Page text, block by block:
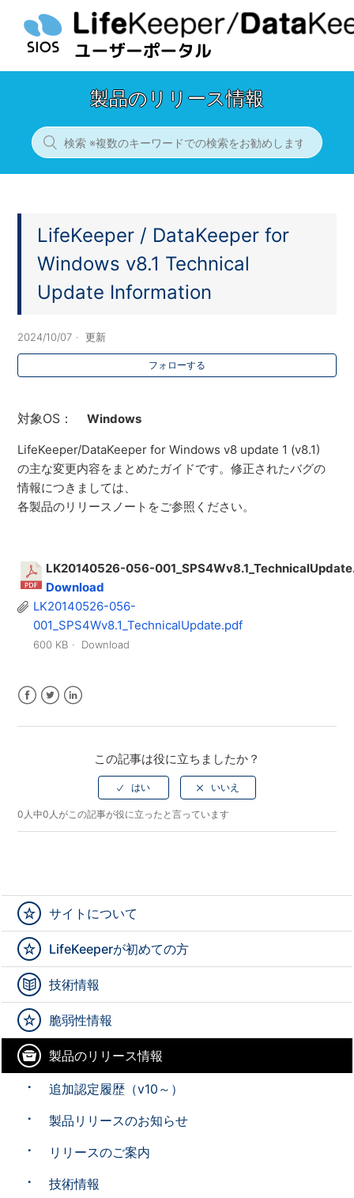
製品のリリース情報
サイトについて
LifeKeeperが初めての方
技術情報
脆弱性情報
製品のリリース情報
追加認定履歴（v10～）
製品リリースのお知らせ
リリースのご案内
技術情報
LifeKeeper / DataKeeper for
Windows v8.1 Technical
Update Information
2024/10/07 更新
フォローする
対象OS： Windows
LifeKeeper/DataKeeper for Windows v8 update 1 (v8.1)
の主な変更内容をまとめたガイドです。修正されたバグの
情報につきましては、
各製品のリリースノートをご参照ください。
LK20140526-056-
Download
LK20140526-056-
001_SPS4Wv8.1_TechnicalUpdate.pdf
600 KB Download
この記事は役に立ちましたか？
0人中0人がこの記事が役に立ったと言っています